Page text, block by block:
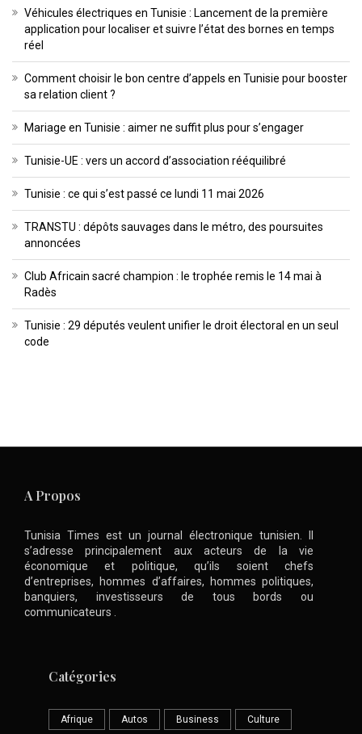
Véhicules électriques en Tunisie : Lancement de la première
application pour localiser et suivre l’état des bornes en temps
réel
Comment choisir le bon centre d’appels en Tunisie pour booster
sa relation client ?
Mariage en Tunisie : aimer ne suffit plus pour s’engager
Tunisie-UE : vers un accord d’association rééquilibré
Tunisie : ce qui s’est passé ce lundi 11 mai 2026
TRANSTU : dépôts sauvages dans le métro, des poursuites
annoncées
Club Africain sacré champion : le trophée remis le 14 mai à
Radès
Tunisie : 29 députés veulent unifier le droit électoral en un seul
code
A Propos
Tunisia Times est un journal électronique tunisien. Il
s’adresse principalement aux acteurs de la vie
économique et politique, qu’ils soient chefs
d’entreprises, hommes d’affaires, hommes politiques,
banquiers, investisseurs de tous bords ou
communicateurs .
Catégories
Afrique Autos Business Culture